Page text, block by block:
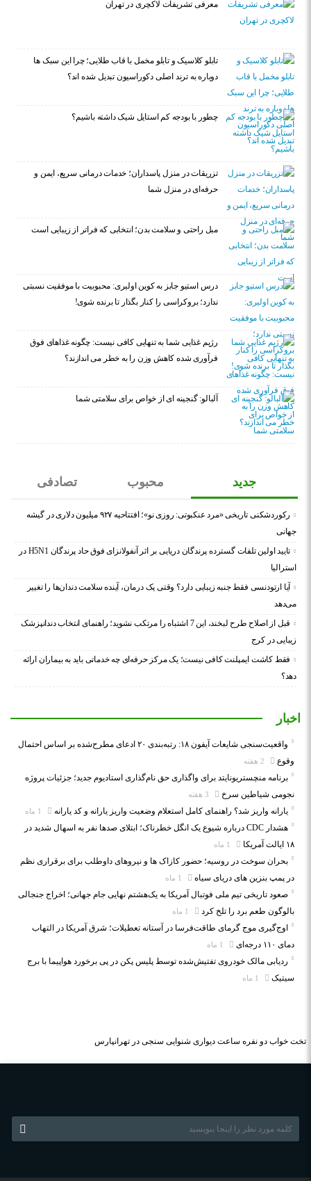
معرفی تشریفات لاکچری در تهران
تابلو کلاسیک و تابلو مخمل با قاب طلایی؛ چرا این سبک ها
دوباره به ترند اصلی دکوراسیون تبدیل شده اند؟
چطور با بودجه کم استایل شیک داشته باشیم؟
تزریقات در منزل پاسداران؛ خدمات درمانی سریع، ایمن و
حرفه‌ای در منزل شما
مبل راحتی و سلامت بدن؛ انتخابی که فراتر از زیبایی است
درس استیو جابز به کوین اولیری: محبوبیت با موفقیت نسبتی
ندارد؛ بروکراسی را کنار بگذار تا برنده شوی!
رژیم غذایی شما به تنهایی کافی نیست: چگونه غذاهای فوق
فرآوری شده کاهش وزن را به خطر می اندازند؟
آلبالو: گنجینه ای از خواص برای سلامتی شما
جدید محبوب تصادفی
رکوردشکنی تاریخی «مرد عنکبوتی: روزی نو»؛ افتتاحیه ۹۲۷ میلیون دلاری در گیشه
جهانی
تایید اولین تلفات گسترده پرندگان دریایی بر اثر آنفولانزای فوق حاد پرندگان H5N1 در
استرالیا
آیا ارتودنسی فقط جنبه زیبایی دارد؟ وقتی یک درمان، آینده سلامت دندان‌ها را تغییر
می‌دهد
قبل از اصلاح طرح لبخند، این 7 اشتباه را مرتکب نشوید؛ راهنمای انتخاب دندانپزشک
زیبایی در کرج
فقط کاشت ایمپلنت کافی نیست؛ یک مرکز حرفه‌ای چه خدماتی باید به بیماران ارائه
دهد؟
اخبار
واقعیت‌سنجی شایعات آیفون ۱۸: رتبه‌بندی ۲۰ ادعای مطرح‌شده بر اساس احتمال
وقوع
برنامه منچستریونایتد برای واگذاری حق نام‌گذاری استادیوم جدید؛ جزئیات پروژه
نجومی شیاطین سرخ
یارانه واریز شد؟ راهنمای کامل استعلام وضعیت واریز یارانه و کد یارانه
هشدار CDC درباره شیوع یک انگل خطرناک؛ ابتلای صدها نفر به اسهال شدید در
۱۸ ایالت آمریکا
بحران سوخت در روسیه؛ حضور کازاک‌ ها و نیروهای داوطلب برای برقراری نظم
در پمپ بنزین‌ های دریای سیاه
صعود تاریخی تیم ملی فوتبال آمریکا به یک‌هشتم نهایی جام جهانی؛ اخراج جنجالی
بالوگون طعم برد را تلخ کرد
اوج‌گیری موج گرمای طاقت‌فرسا در آستانه تعطیلات؛ شرق آمریکا در التهاب
دمای ۱۱۰ درجه‌ای
ردیابی مالک خودروی تفتیش‌شده توسط پلیس پکن در پی برخورد هواپیما با برج
سیتیک
تخت خواب دو نفره ساعت دیواری شنوایی سنجی در تهرانپارس